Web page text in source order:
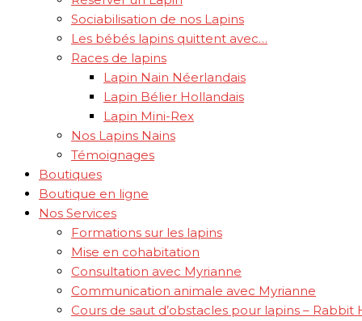
Sociabilisation de nos Lapins
Les bébés lapins quittent avec…
Races de lapins
Lapin Nain Néerlandais
Lapin Bélier Hollandais
Lapin Mini-Rex
Nos Lapins Nains
Témoignages
Boutiques
Boutique en ligne
Nos Services
Formations sur les lapins
Mise en cohabitation
Consultation avec Myrianne
Communication animale avec Myrianne
Cours de saut d’obstacles pour lapins – Rabbit